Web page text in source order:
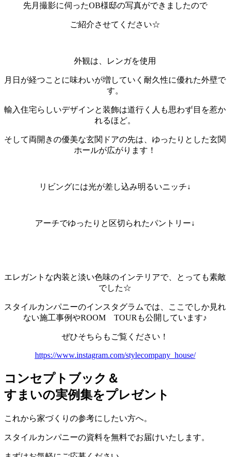
先月撮影に伺ったOB様邸の写真ができましたので
ご紹介させてください☆
外観は、レンガを使用
月日が経つことに味わいが増していく耐久性に優れた外壁で
す。
輸入住宅らしいデザインと装飾は道行く人も思わず目を惹か
れるほど。
そして両開きの優美な玄関ドアの先は、ゆったりとした玄関
ホールが広がります！
リビングには光が差し込み明るいニッチ↓
アーチでゆったりと区切られたパントリー↓
エレガントな内装と淡い色味のインテリアで、とっても素敵
でした☆
スタイルカンパニーのインスタグラムでは、ここでしか見れ
ない施工事例やROOM TOURも公開しています♪
ぜひそちらもご覧ください！
https://www.instagram.com/stylecompany_house/
コンセプトブック＆
すまいの実例集をプレゼント
これから家づくりの参考にしたい方へ。
スタイルカンパニーの資料を無料でお届けいたします。